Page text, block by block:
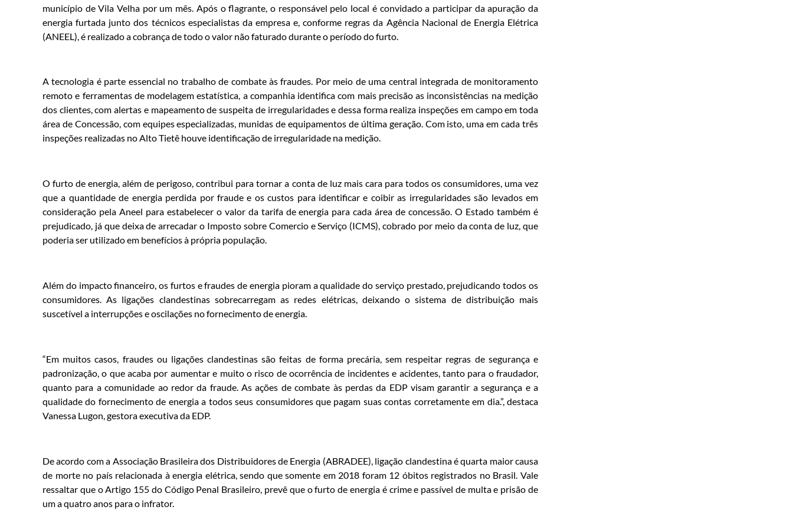
município de Vila Velha por um mês. Após o flagrante, o responsável pelo local é convidado a participar da apuração da
energia furtada junto dos técnicos especialistas da empresa e, conforme regras da Agência Nacional de Energia Elétrica
(ANEEL), é realizado a cobrança de todo o valor não faturado durante o período do furto.
A tecnologia é parte essencial no trabalho de combate às fraudes. Por meio de uma central integrada de monitoramento
remoto e ferramentas de modelagem estatística, a companhia identifica com mais precisão as inconsistências na medição
dos clientes, com alertas e mapeamento de suspeita de irregularidades e dessa forma realiza inspeções em campo em toda
área de Concessão, com equipes especializadas, munidas de equipamentos de última geração. Com isto, uma em cada três
inspeções realizadas no Alto Tietê houve identificação de irregularidade na medição.
O furto de energia, além de perigoso, contribui para tornar a conta de luz mais cara para todos os consumidores, uma vez
que a quantidade de energia perdida por fraude e os custos para identificar e coibir as irregularidades são levados em
consideração pela Aneel para estabelecer o valor da tarifa de energia para cada área de concessão. O Estado também é
prejudicado, já que deixa de arrecadar o Imposto sobre Comercio e Serviço (ICMS), cobrado por meio da conta de luz, que
poderia ser utilizado em benefícios à própria população.
Além do impacto financeiro, os furtos e fraudes de energia pioram a qualidade do serviço prestado, prejudicando todos os
consumidores. As ligações clandestinas sobrecarregam as redes elétricas, deixando o sistema de distribuição mais
suscetível a interrupções e oscilações no fornecimento de energia.
“Em muitos casos, fraudes ou ligações clandestinas são feitas de forma precária, sem respeitar regras de segurança e
padronização, o que acaba por aumentar e muito o risco de ocorrência de incidentes e acidentes, tanto para o fraudador,
quanto para a comunidade ao redor da fraude. As ações de combate às perdas da EDP visam garantir a segurança e a
qualidade do fornecimento de energia a todos seus consumidores que pagam suas contas corretamente em dia.”, destaca
Vanessa Lugon, gestora executiva da EDP.
De acordo com a Associação Brasileira dos Distribuidores de Energia (ABRADEE), ligação clandestina é quarta maior causa
de morte no país relacionada à energia elétrica, sendo que somente em 2018 foram 12 óbitos registrados no Brasil. Vale
ressaltar que o Artigo 155 do Código Penal Brasileiro, prevê que o furto de energia é crime e passível de multa e prisão de
um a quatro anos para o infrator.